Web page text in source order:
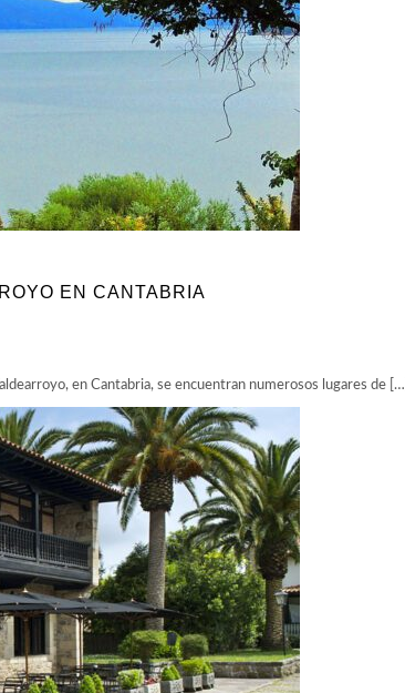
EN CANTABRIA
en Cantabria, se encuentran numerosos lugares de […]